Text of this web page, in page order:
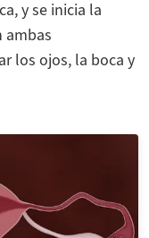
y se inicia la
ambas
los ojos, la boca y